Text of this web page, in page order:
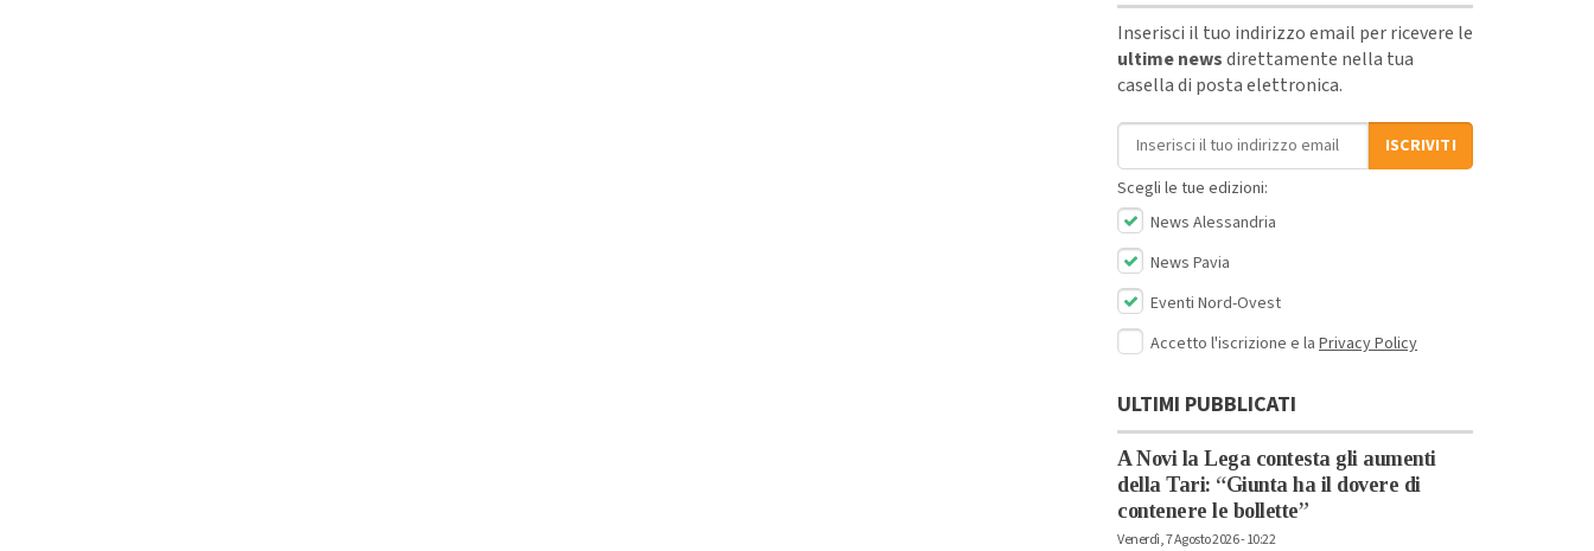
Inserisci il tuo indirizzo email per ricevere le
ultime newsdirettamente nella tua
casella di posta elettronica.
Indirizzo email
ISCRIVITI
Scegli le tue edizioni:
News Alessandria
News Pavia
Eventi Nord-Ovest
Accetto l'iscrizione e la Privacy Policy
ULTIMI PUBBLICATI
A Novi la Lega contesta gli aumenti
della Tari: “Giunta ha il dovere di
contenere le bollette”
Venerdì, 7 Agosto 2026 - 10:22